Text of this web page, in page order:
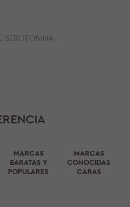
SEROTONINA
MARCAS
BARATAS Y
POPULARES
MARCAS
CONOCIDAS
CARAS